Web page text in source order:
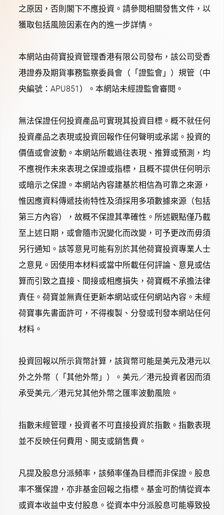
之原因，否則閣下不應投資。請參閱相關發售文件，以
獲取包括風險因素在內的進一步詳情。
本網站由荷寶投資管理香港有限公司發布，該公司受香
港證券及期貨事務監察委員會（「證監會」）規管（中
央編號：APU851）。本網站未經證監會審閱。
無法保證任何投資產品可實現其投資目標。概不就任何
投資產品之表現或投資回報作任何聲明或承諾。投資的
價值或會波動。本網站所載過往表現、推算或預測，均
不應視作未來表現之保證或指標，且概不提供任何明示
或暗示之保證。本網站內容建基於相信為可靠之來源，
惟因應資料傳遞技術特性及須採用多項數據來源（包括
第三方內容），故概不保證其準確性。所述觀點僅乃截
至上述日期，或會隨市況變化而改變，可予更改而毋須
另行通知。該等意見可能有別於其他荷寶投資專業人士
之意見。因使用本材料或當中所載任何評論、意見或估
算而引致之直接、間接或相應損失，荷寶概不承擔法律
責任。荷寶並無責任更新本網站或任何網站內容。未經
荷寶事先書面許可，不得複製、分發或刊發本網站任何
材料。
投資回報以所示貨幣計算，該貨幣可能是美元及港元以
外之外幣（「其他外幣」）。美元／港元投資者因而須
承受美元／港元兌其他外幣之匯率波動風險。
指數未經管理，投資者不可直接投資於指數。指數表現
並不反映任何費用、開支或銷售費。
凡提及股息分派頻率，該頻率僅為目標而非保證。股息
率不獲保證，亦非基金回報之指標。基金可酌情從資本
或資本收益中支付股息。從資本中分派股息可能導致投